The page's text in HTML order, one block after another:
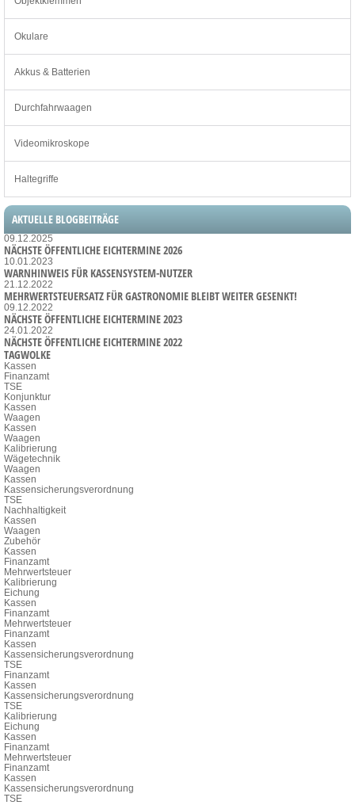
Okulare
Akkus & Batterien
Durchfahrwaagen
Videomikroskope
Haltegriffe
AKTUELLE BLOGBEITRÄGE
09.12.2025
NÄCHSTE ÖFFENTLICHE EICHTERMINE 2026
10.01.2023
WARNHINWEIS FÜR KASSENSYSTEM-NUTZER
21.12.2022
MEHRWERTSTEUERSATZ FÜR GASTRONOMIE BLEIBT WEITER GESENKT!
09.12.2022
NÄCHSTE ÖFFENTLICHE EICHTERMINE 2023
24.01.2022
NÄCHSTE ÖFFENTLICHE EICHTERMINE 2022
TAGWOLKE
Kassen
Finanzamt
TSE
Konjunktur
Kassen
Waagen
Kassen
Waagen
Kalibrierung
Wägetechnik
Waagen
Kassen
Kassensicherungsverordnung
TSE
Nachhaltigkeit
Kassen
Waagen
Zubehör
Kassen
Finanzamt
Mehrwertsteuer
Kalibrierung
Eichung
Kassen
Finanzamt
Mehrwertsteuer
Finanzamt
Kassen
Kassensicherungsverordnung
TSE
Finanzamt
Kassen
Kassensicherungsverordnung
TSE
Kalibrierung
Eichung
Kassen
Finanzamt
Mehrwertsteuer
Finanzamt
Kassen
Kassensicherungsverordnung
TSE